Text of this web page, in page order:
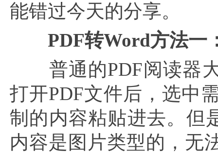
能错过今天的分享。
PDF转Word方法一
普通的PDF阅读器大
打开PDF文件后，选中
制的内容粘贴进去。但
内容是图片类型的，无